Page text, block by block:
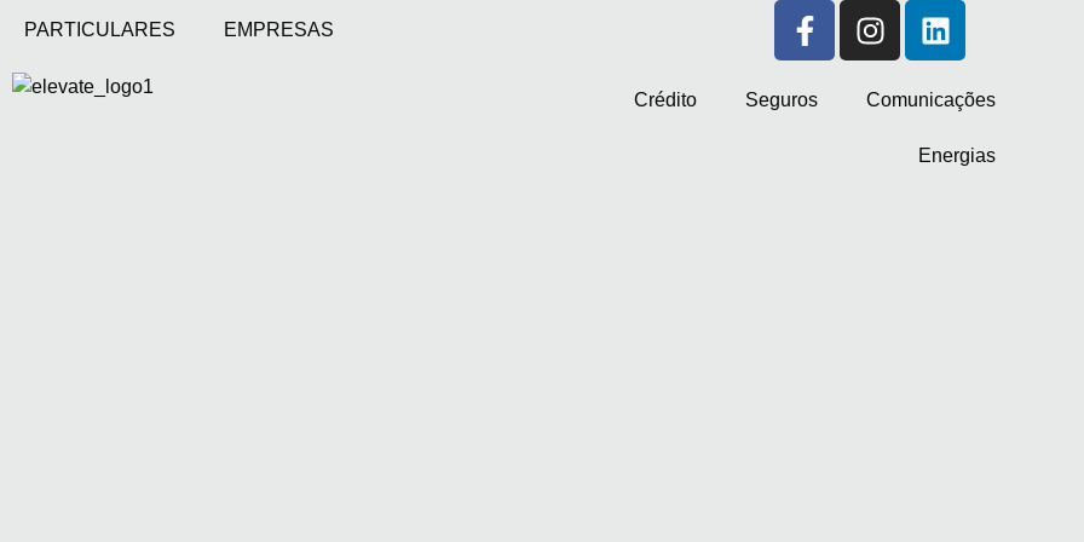
PARTICULARES EMPRESAS
Crédito Seguros Comunicações
Energias